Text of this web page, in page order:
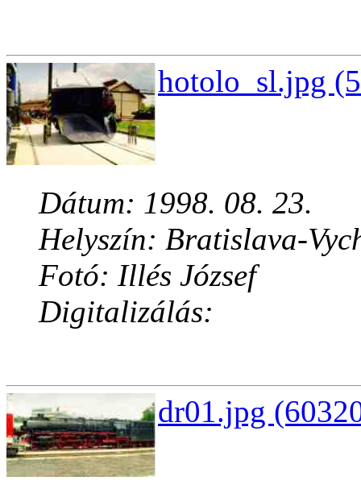
hotolo_sl.jpg
Dátum: 1998. 08. 23.
Helyszín: Bratislava-
Fotó: Illés József
Digitalizálás:
dr01.jpg